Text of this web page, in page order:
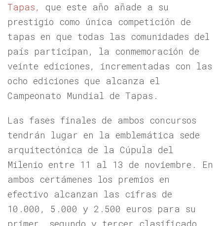
Tapas,
que este año añade a su
prestigio como única competición de
tapas en que todas las comunidades del
país participan, la conmemoración de
veinte ediciones, incrementadas con las
ocho ediciones que alcanza el
Campeonato Mundial de Tapas.
Las fases finales de ambos concursos
tendrán lugar en la emblemática sede
arquitectónica de la Cúpula del
Milenio entre 11 al 13 de noviembre. En
ambos certámenes los premios en
efectivo alcanzan las cifras de
10.000, 5.000 y 2.500 euros para su
primer, segundo y tercer clasificado,